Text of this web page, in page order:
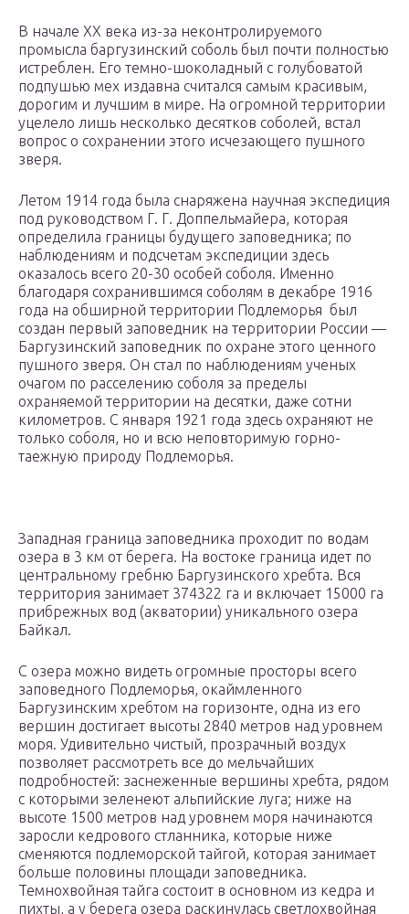
В начале ХХ века из-за неконтролируемого
промысла баргузинский соболь был почти полностью
истреблен. Его темно-шоколадный с голубоватой
подпушью мех издавна считался самым красивым,
дорогим и лучшим в мире. На огромной территории
уцелело лишь несколько десятков соболей, встал
вопрос о сохранении этого исчезающего пушного
зверя.
Летом 1914 года была снаряжена научная экспедиция
под руководством Г. Г. Доппельмайера, которая
определила границы будущего заповедника; по
наблюдениям и подсчетам экспедиции здесь
оказалось всего 20-30 особей соболя. Именно
благодаря сохранившимся соболям в декабре 1916
года на обширной территории Подлеморья был
создан первый заповедник на территории России —
Баргузинский заповедник по охране этого ценного
пушного зверя. Он стал по наблюдениям ученых
очагом по расселению соболя за пределы
охраняемой территории на десятки, даже сотни
километров. С января 1921 года здесь охраняют не
только соболя, но и всю неповторимую горно-
таежную природу Подлеморья.
Западная граница заповедника проходит по водам
озера в 3 км от берега. На востоке граница идет по
центральному гребню Баргузинского хребта. Вся
территория занимает 374322 га и включает 15000 га
прибрежных вод (акватории) уникального озера
Байкал.
С озера можно видеть огромные просторы всего
заповедного Подлеморья, окаймленного
Баргузинским хребтом на горизонте, одна из его
вершин достигает высоты 2840 метров над уровнем
моря. Удивительно чистый, прозрачный воздух
позволяет рассмотреть все до мельчайших
подробностей: заснеженные вершины хребта, рядом
с которыми зеленеют альпийские луга; ниже на
высоте 1500 метров над уровнем моря начинаются
заросли кедрового стланника, которые ниже
сменяются подлеморской тайгой, которая занимает
больше половины площади заповедника.
Темнохвойная тайга состоит в основном из кедра и
пихты, а у берега озера раскинулась светлохвойная